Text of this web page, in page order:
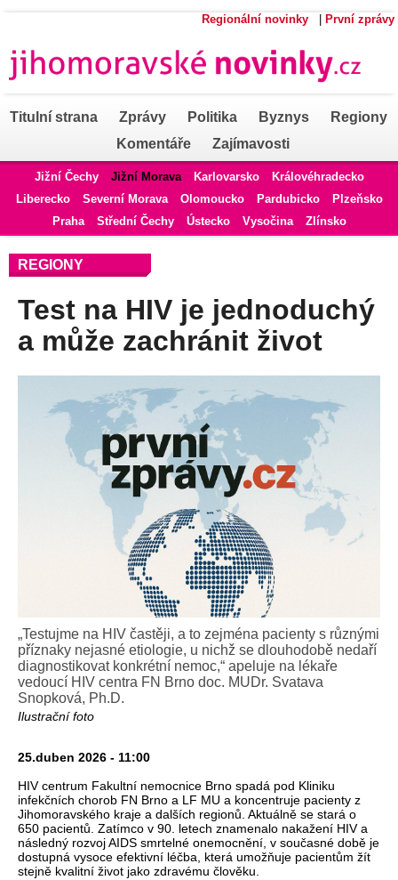
Regionální novinky První zprávy
Titulní strana Zprávy Politika Byznys
Regiony
Komentáře
Zajímavosti
Jižní Čechy Jižní Morava Karlovarsko
Královéhradecko
Liberecko
Severní Morava Olomoucko Pardubicko
Plzeňsko
Praha
Střední Čechy Ústecko Vysočina Zlínsko
REGIONY
Test na HIV je jednoduchý
a může zachránit život
„Testujme na HIV častěji, a to zejména pacienty s různými
příznaky nejasné etiologie, u nichž se dlouhodobě nedaří
diagnostikovat konkrétní nemoc,“ apeluje na lékaře
vedoucí HIV centra FN Brno doc. MUDr. Svatava
Snopková, Ph.D.
Ilustrační foto
25.duben 2026 - 11:00
HIV centrum Fakultní nemocnice Brno spadá pod Kliniku
infekčních chorob FN Brno a LF MU a koncentruje pacienty z
Jihomoravského kraje a dalších regionů. Aktuálně se stará o
650 pacientů. Zatímco v 90. letech znamenalo nakažení HIV a
následný rozvoj AIDS smrtelné onemocnění, v současné době je
dostupná vysoce efektivní léčba, která umožňuje pacientům žít
stejně kvalitní život jako zdravému člověku.